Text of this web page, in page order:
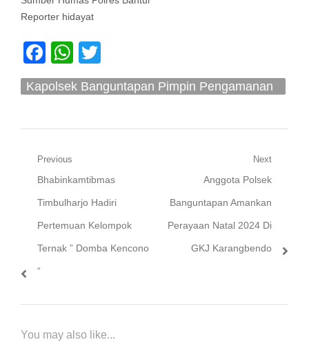
Reporter hidayat
Facebook
WhatsApp
Kapolsek Banguntapan Pimpin Pengamanan
Navigasi
pos
Previous
Previous
post:
Bhabinkamtibmas
Timbulharjo Hadiri
Pertemuan Kelompok
Ternak ” Domba Kencono
“
Next
Next
post:
Anggota Polsek
Banguntapan Amankan
Perayaan Natal 2024 Di
GKJ Karangbendo
You may also like...